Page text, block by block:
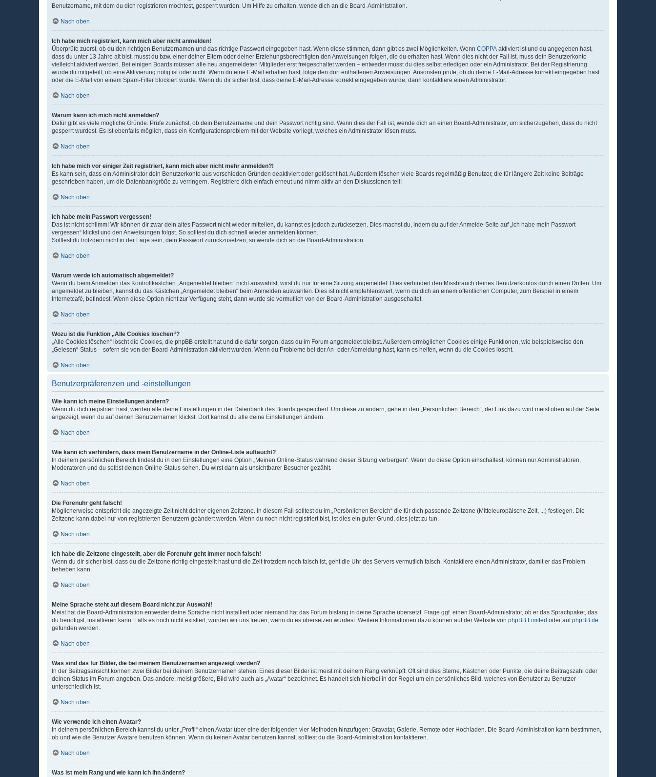
Benutzername, mit dem du dich registrieren möchtest, gesperrt wurden. Um Hilfe zu erhalten, wende dich an die Board-Administration.
Nach oben
Ich habe mich registriert, kann mich aber nicht anmelden!
Überprüfe zuerst, ob du den richtigen Benutzernamen und das richtige Passwort eingegeben hast. Wenn diese stimmen, dann gibt es zwei Möglichkeiten. Wenn COPPA aktiviert ist und du angegeben hast,
dass du unter 13 Jahre alt bist, musst du bzw. einer deiner Eltern oder deiner Erziehungsberechtigten den Anweisungen folgen, die du erhalten hast. Wenn dies nicht der Fall ist, muss dein Benutzerkonto
vielleicht aktiviert werden. Bei einigen Boards müssen alle neu angemeldeten Mitglieder erst freigeschaltet werden – entweder musst du dies selbst erledigen oder ein Administrator. Bei der Registrierung
wurde dir mitgeteilt, ob eine Aktivierung nötig ist oder nicht. Wenn du eine E-Mail erhalten hast, folge den dort enthaltenen Anweisungen. Ansonsten prüfe, ob du deine E-Mail-Adresse korrekt eingegeben hast
oder die E-Mail von einem Spam-Filter blockiert wurde. Wenn du dir sicher bist, dass deine E-Mail-Adresse korrekt eingegeben wurde, dann kontaktiere einen Administrator.
Nach oben
Warum kann ich mich nicht anmelden?
Dafür gibt es viele mögliche Gründe. Prüfe zunächst, ob dein Benutzername und dein Passwort richtig sind. Wenn dies der Fall ist, wende dich an einen Board-Administrator, um sicherzugehen, dass du nicht
gesperrt wurdest. Es ist ebenfalls möglich, dass ein Konfigurationsproblem mit der Website vorliegt, welches ein Administrator lösen muss.
Nach oben
Ich habe mich vor einiger Zeit registriert, kann mich aber nicht mehr anmelden?!
Es kann sein, dass ein Administrator dein Benutzerkonto aus verschieden Gründen deaktiviert oder gelöscht hat. Außerdem löschen viele Boards regelmäßig Benutzer, die für längere Zeit keine Beiträge
geschrieben haben, um die Datenbankgröße zu verringern. Registriere dich einfach erneut und nimm aktiv an den Diskussionen teil!
Nach oben
Ich habe mein Passwort vergessen!
Das ist nicht schlimm! Wir können dir zwar dein altes Passwort nicht wieder mitteilen, du kannst es jedoch zurücksetzen. Dies machst du, indem du auf der Anmelde-Seite auf „Ich habe mein Passwort
vergessen“ klickst und den Anweisungen folgst. So solltest du dich schnell wieder anmelden können.
Solltest du trotzdem nicht in der Lage sein, dein Passwort zurückzusetzen, so wende dich an die Board-Administration.
Nach oben
Warum werde ich automatisch abgemeldet?
Wenn du beim Anmelden das Kontrollkästchen „Angemeldet bleiben“ nicht auswählst, wirst du nur für eine Sitzung angemeldet. Dies verhindert den Missbrauch deines Benutzerkontos durch einen Dritten. Um
angemeldet zu bleiben, kannst du das Kästchen „Angemeldet bleiben“ beim Anmelden auswählen. Dies ist nicht empfehlenswert, wenn du dich an einem öffentlichen Computer, zum Beispiel in einem
Internetcafé, befindest. Wenn diese Option nicht zur Verfügung steht, dann wurde sie vermutlich von der Board-Administration ausgeschaltet.
Nach oben
Wozu ist die Funktion „Alle Cookies löschen“?
„Alle Cookies löschen“ löscht die Cookies, die phpBB erstellt hat und die dafür sorgen, dass du im Forum angemeldet bleibst. Außerdem ermöglichen Cookies einige Funktionen, wie beispielsweise den
„Gelesen“-Status – sofern sie von der Board-Administration aktiviert wurden. Wenn du Probleme bei der An- oder Abmeldung hast, kann es helfen, wenn du die Cookies löscht.
Nach oben
Benutzerpräferenzen und -einstellungen
Wie kann ich meine Einstellungen ändern?
Wenn du dich registriert hast, werden alle deine Einstellungen in der Datenbank des Boards gespeichert. Um diese zu ändern, gehe in den „Persönlichen Bereich“; der Link dazu wird meist oben auf der Seite
angezeigt, wenn du auf deinen Benutzernamen klickst. Dort kannst du alle deine Einstellungen ändern.
Nach oben
Wie kann ich verhindern, dass mein Benutzername in der Online-Liste auftaucht?
In deinem persönlichen Bereich findest du in den Einstellungen eine Option „Meinen Online-Status während dieser Sitzung verbergen“. Wenn du diese Option einschaltest, können nur Administratoren,
Moderatoren und du selbst deinen Online-Status sehen. Du wirst dann als unsichtbarer Besucher gezählt.
Nach oben
Die Forenuhr geht falsch!
Möglicherweise entspricht die angezeigte Zeit nicht deiner eigenen Zeitzone. In diesem Fall solltest du im „Persönlichen Bereich“ die für dich passende Zeitzone (Mitteleuropäische Zeit, ...) festlegen. Die
Zeitzone kann dabei nur von registrierten Benutzern geändert werden. Wenn du noch nicht registriert bist, ist dies ein guter Grund, dies jetzt zu tun.
Nach oben
Ich habe die Zeitzone eingestellt, aber die Forenuhr geht immer noch falsch!
Wenn du dir sicher bist, dass du die Zeitzone richtig eingestellt hast und die Zeit trotzdem noch falsch ist, geht die Uhr des Servers vermutlich falsch. Kontaktiere einen Administrator, damit er das Problem
beheben kann.
Nach oben
Meine Sprache steht auf diesem Board nicht zur Auswahl!
Meist hat die Board-Administration entweder deine Sprache nicht installiert oder niemand hat das Forum bislang in deine Sprache übersetzt. Frage ggf. einen Board-Administrator, ob er das Sprachpaket, das
du benötigst, installieren kann. Falls es noch nicht existiert, würden wir uns freuen, wenn du es übersetzen würdest. Weitere Informationen dazu können auf der Website von phpBB Limited oder aufphpBB.de
gefunden werden.
Nach oben
Was sind das für Bilder, die bei meinem Benutzernamen angezeigt werden?
In der Beitragsansicht können zwei Bilder bei deinem Benutzernamen stehen. Eines dieser Bilder ist meist mit deinem Rang verknüpft: Oft sind dies Sterne, Kästchen oder Punkte, die deine Beitragszahl oder
deinen Status im Forum angeben. Das andere, meist größere, Bild wird auch als „Avatar“ bezeichnet. Es handelt sich hierbei in der Regel um ein persönliches Bild, welches von Benutzer zu Benutzer
unterschiedlich ist.
Nach oben
Wie verwende ich einen Avatar?
In deinem persönlichen Bereich kannst du unter „Profil“ einen Avatar über eine der folgenden vier Methoden hinzufügen: Gravatar, Galerie, Remote oder Hochladen. Die Board-Administration kann bestimmen,
ob und wie die Benutzer Avatare benutzen können. Wenn du keinen Avatar benutzen kannst, solltest du die Board-Administration kontaktieren.
Nach oben
Was ist mein Rang und wie kann ich ihn ändern?